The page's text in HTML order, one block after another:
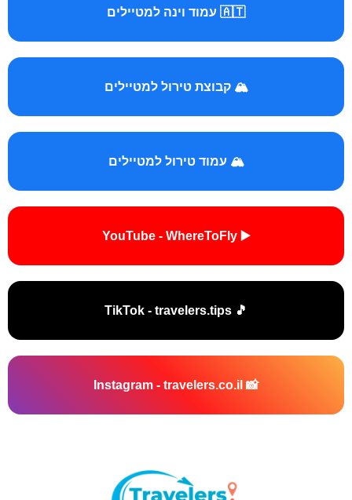
🇦🇹 עמוד וינה למטיילים
🏔️ קבוצת טירול למטיילים
🏔️ עמוד טירול למטיילים
▶️ YouTube - WhereToFly
🎵 TikTok - travelers.tips
📸 Instagram - travelers.co.il